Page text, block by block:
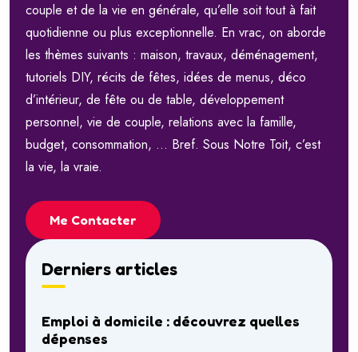
couple et de la vie en générale, qu’elle soit tout à fait
quotidienne ou plus exceptionnelle. En vrac, on aborde
les thèmes suivants : maison, travaux, déménagement,
tutoriels DIY, récits de fêtes, idées de menus, déco
d’intérieur, de fête ou de table, développement
personnel, vie de couple, relations avec la famille,
budget, consommation, … Bref. Sous Notre Toit, c’est
la vie, la vraie.
Me Contacter
Derniers articles
Emploi à domicile : découvrez quelles
dépenses